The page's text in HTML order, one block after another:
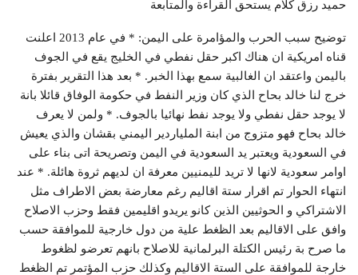
حميد رزق كلام يستحق القراءة والمتابعة
توضيح سبب الحرب والمؤامرة على اليمن: * في عام 2013 اعلنت
قناه امريكية ان هناك اكبر حقل نفطي في الخليج يقع في الجوف
باليمن واعتقد ان الغالبية سمع بهذا الخبر. * بعد هذا التقرير بفترة
خرج لنا خالد بحاح الذي كان وزير النفط في حكومة الوفاق قائلا بانة
لا يوجد حقل نفطي ولا يوجد نفط نهائيا بالجوف. * ولمن لا يعرف
خالد بحاح فهو متزوج من ابنة الملياردير اليمني بقشان والذي يعيش
في السعودية ويعتبر يد السعودية في اليمن وتصريحة اتى بناء على
اوامر سعودية لانها لا تريد لليمنيين معرفة ان لديهم ثروة هائلة. * عند
انتهاء الحوار تم اقرار ستة اقاليم رغم معارضة بعض الاطراف مثل
الاشتراكي و الحوثيين الذين كانو يريدو اقليمين فقط وحزب الاصلاح
وافق على الاقاليم بعد الظغط علية من دول خارجية للموافقة حسب
ما صرح بة رئيس الكتلة البرلمانية للاصلاح بانهم تعرضو لظغوط
خارجة للموافقة على الستة الاقاليم وكذلك حزب المؤتمر تم الظغط